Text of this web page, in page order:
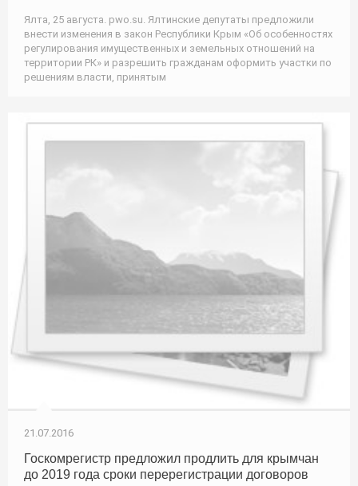
Ялта, 25 августа. pwo.su. Ялтинские депутаты предложили
внести изменения в закон Республики Крым «Об особенностях
регулирования имущественных и земельных отношений на
территории РК» и разрешить гражданам оформить участки по
решениям власти, принятым
21.07.2016
Госкомрегистр предложил продлить для крымчан
до 2019 года сроки перерегистрации договоров